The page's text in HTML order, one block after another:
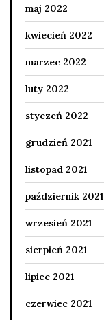
maj 2022
kwiecień 2022
marzec 2022
luty 2022
styczeń 2022
grudzień 2021
listopad 2021
październik 2021
wrzesień 2021
sierpień 2021
lipiec 2021
czerwiec 2021